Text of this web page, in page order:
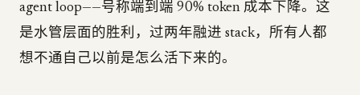
agent loop——号称端到端 90% token 成本下降。这
是水管层面的胜利，过两年融进 stack，所有人都
想不通自己以前是怎么活下来的。